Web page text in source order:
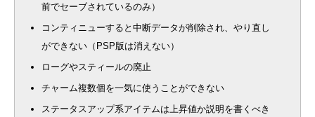
前でセーブされているのみ）
コンティニューすると中断データが削除され、やり直し
ができない（PSP版は消えない）
ローグやスティールの廃止
チャーム複数個を一気に使うことができない
ステータスアップ系アイテムは上昇値か説明を書くべき